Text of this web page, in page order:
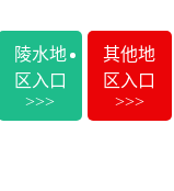
陵水地
区入口
>>>
其他地
区入口
>>>